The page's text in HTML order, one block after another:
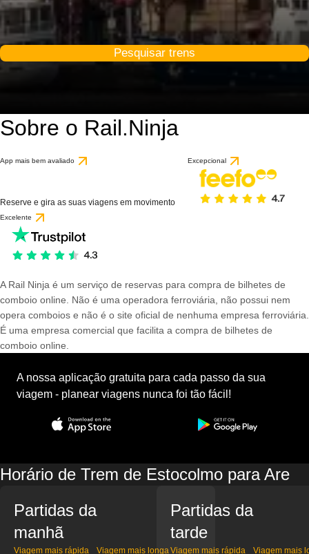
Pesquisar trens
Sobre o Rail.Ninja
App mais bem avaliado
Reserve e gira as suas viagens em movimento
Excepcional
Excelente
A Rail Ninja é um serviço de reservas para compra de bilhetes de
comboio online. Não é uma operadora ferroviária, não possui nem
opera comboios e não é o site oficial de nenhuma empresa ferroviária.
É uma empresa comercial que facilita a compra de bilhetes de
comboio online.
A nossa aplicação gratuita para cada passo da sua
viagem - planear viagens nunca foi tão fácil!
Horário de Trem de Estocolmo para Are
Partidas da
manhã
Viagem mais rápida Viagem mais longa
Partidas da
tarde
Viagem mais rápida Viagem mais